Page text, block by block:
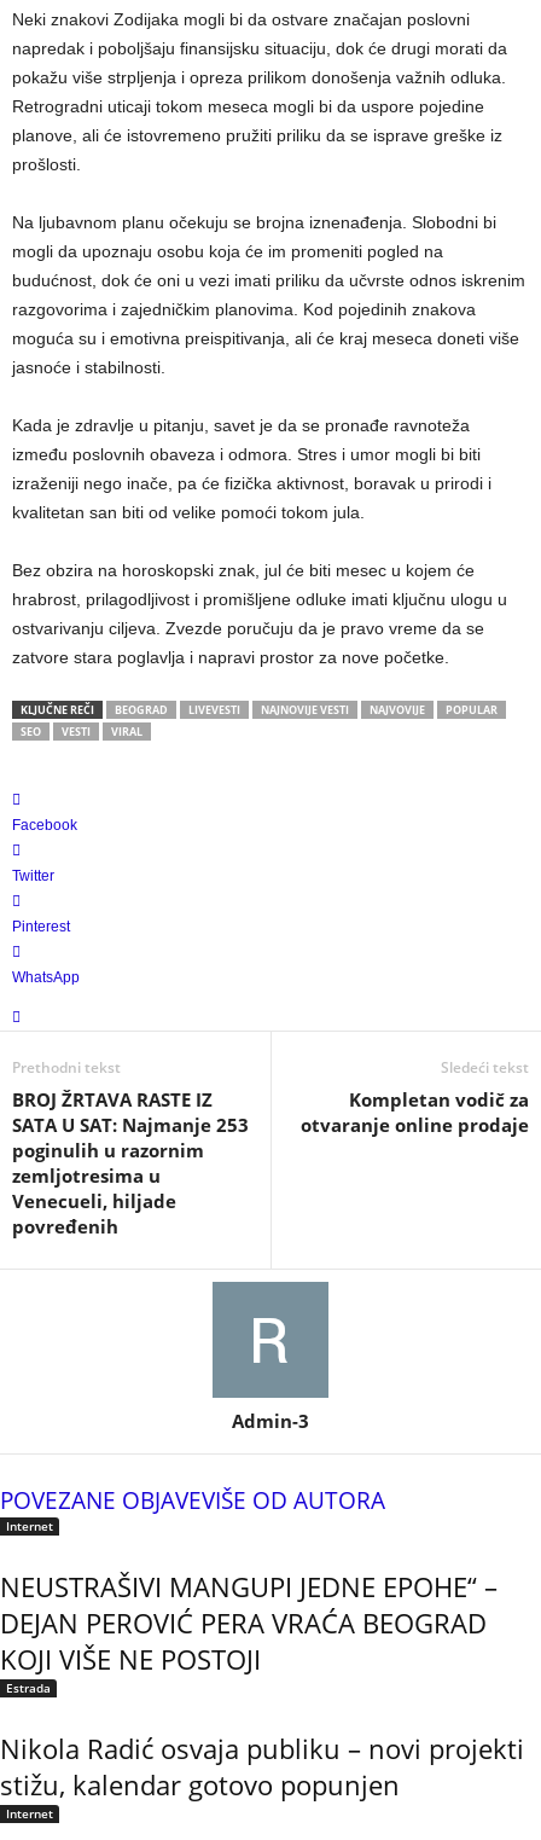
Neki znakovi Zodijaka mogli bi da ostvare značajan poslovni
napredak i poboljšaju finansijsku situaciju, dok će drugi morati da
pokažu više strpljenja i opreza prilikom donošenja važnih odluka.
Retrogradni uticaji tokom meseca mogli bi da uspore pojedine
planove, ali će istovremeno pružiti priliku da se isprave greške iz
prošlosti.
Na ljubavnom planu očekuju se brojna iznenađenja. Slobodni bi
mogli da upoznaju osobu koja će im promeniti pogled na
budućnost, dok će oni u vezi imati priliku da učvrste odnos iskrenim
razgovorima i zajedničkim planovima. Kod pojedinih znakova
moguća su i emotivna preispitivanja, ali će kraj meseca doneti više
jasnoće i stabilnosti.
Kada je zdravlje u pitanju, savet je da se pronađe ravnoteža
između poslovnih obaveza i odmora. Stres i umor mogli bi biti
izraženiji nego inače, pa će fizička aktivnost, boravak u prirodi i
kvalitetan san biti od velike pomoći tokom jula.
Bez obzira na horoskopski znak, jul će biti mesec u kojem će
hrabrost, prilagodljivost i promišljene odluke imati ključnu ulogu u
ostvarivanju ciljeva. Zvezde poručuju da je pravo vreme da se
zatvore stara poglavlja i napravi prostor za nove početke.
KLJUČNE REČI BEOGRAD LIVEVESTI NAJNOVIJE VESTI NAJVOVIJE
POPULAR
SEO
VESTI VIRAL
Facebook
Twitter
Pinterest
WhatsApp
Prethodni tekst
BROJ ŽRTAVA RASTE IZ
SATA U SAT: Najmanje 253
poginulih u razornim
zemljotresima u
Venecueli, hiljade
povređenih
Sledeći tekst
Kompletan vodič za
otvaranje online prodaje
Admin-3
POVEZANE OBJAVEVIŠE OD AUTORA
Internet
NEUSTRAŠIVI MANGUPI JEDNE EPOHE“ –
DEJAN PEROVIĆ PERA VRAĆA BEOGRAD
KOJI VIŠE NE POSTOJI
Estrada
Nikola Radić osvaja publiku – novi projekti
stižu, kalendar gotovo popunjen
Internet